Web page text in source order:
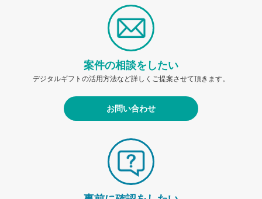
案件の相談をしたい
デジタルギフトの活用方法など詳しくご提案させて頂きます。
お問い合わせ